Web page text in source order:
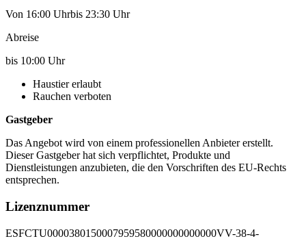
Von 16:00 Uhrbis 23:30 Uhr
Abreise
bis 10:00 Uhr
Haustier erlaubt
Rauchen verboten
Gastgeber
Das Angebot wird von einem professionellen Anbieter erstellt.
Dieser Gastgeber hat sich verpflichtet, Produkte und
Dienstleistungen anzubieten, die den Vorschriften des EU-Rechts
entsprechen.
Lizenznummer
ESFCTU0000380150007959580000000000000VV-38-4-